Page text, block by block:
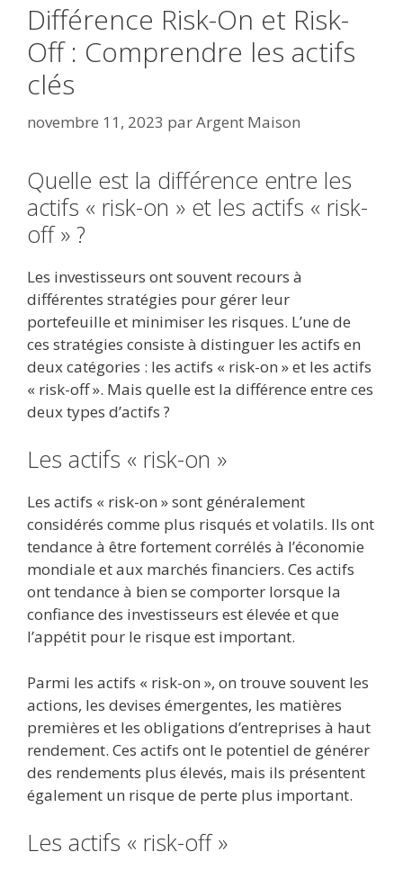
Différence Risk-On et Risk-
Off : Comprendre les actifs
clés
novembre 11, 2023 parArgent Maison
Quelle est la différence entre les
actifs « risk-on » et les actifs « risk-
off » ?
Les investisseurs ont souvent recours à
différentes stratégies pour gérer leur
portefeuille et minimiser les risques. L’une de
ces stratégies consiste à distinguer les actifs en
deux catégories : les actifs « risk-on » et les actifs
« risk-off ». Mais quelle est la différence entre ces
deux types d’actifs ?
Les actifs « risk-on »
Les actifs « risk-on » sont généralement
considérés comme plus risqués et volatils. Ils ont
tendance à être fortement corrélés à l’économie
mondiale et aux marchés financiers. Ces actifs
ont tendance à bien se comporter lorsque la
confiance des investisseurs est élevée et que
l’appétit pour le risque est important.
Parmi les actifs « risk-on », on trouve souvent les
actions, les devises émergentes, les matières
premières et les obligations d’entreprises à haut
rendement. Ces actifs ont le potentiel de générer
des rendements plus élevés, mais ils présentent
également un risque de perte plus important.
Les actifs « risk-off »